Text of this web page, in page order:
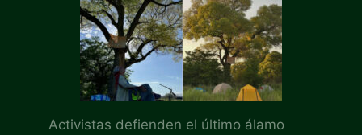
Activistas defienden el último álamo